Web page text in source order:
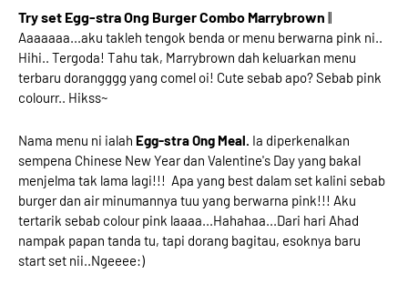
Try set Egg-stra Ong Burger Combo Marrybrown ||
Aaaaaaa...aku takleh tengok benda or menu berwarna pink ni..
Hihi.. Tergoda! Tahu tak, Marrybrown dah keluarkan menu
terbaru dorangggg yang comel oi! Cute sebab apo? Sebab pink
colourr.. Hikss~
Nama menu ni ialah Egg-stra Ong Meal. Ia diperkenalkan
sempena Chinese New Year dan Valentine's Day yang bakal
menjelma tak lama lagi!!! Apa yang best dalam set kalini sebab
burger dan air minumannya tuu yang berwarna pink!!! Aku
tertarik sebab colour pink laaaa...Hahahaa...Dari hari Ahad
nampak papan tanda tu, tapi dorang bagitau, esoknya baru
start set nii..Ngeeee:)